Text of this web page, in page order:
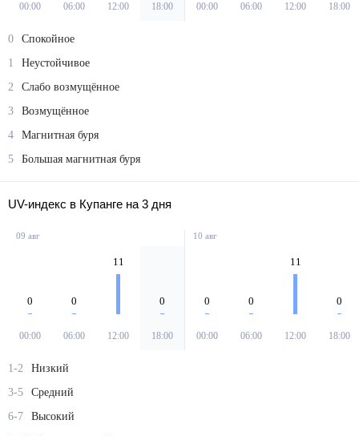
00:00 06:00 12:00 18:00 00:00 06:00 12:00 18:00
0
Спокойное
1
Неустойчивое
2
Слабо возмущённое
3
Возмущённое
4
Магнитная буря
5
Большая магнитная буря
UV-индекс в Купанге на 3 дня
09 авг
0
00:00
0
06:00
11
12:00
0
18:00
10 авг
0
00:00
0
06:00
11
12:00
0
18:00
1-2
Низкий
3-5
Средний
6-7
Высокий